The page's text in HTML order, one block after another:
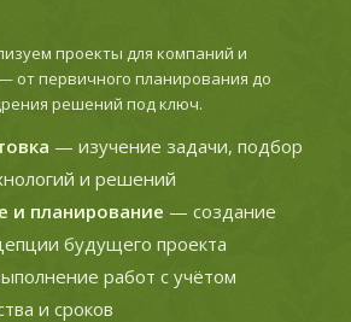
проекты для компаний и
от первичного планирования до
решений под ключ.
— изучение задачи, подбор
и решений
и планирование — создание
будущего проекта
работ с учётом
и сроков